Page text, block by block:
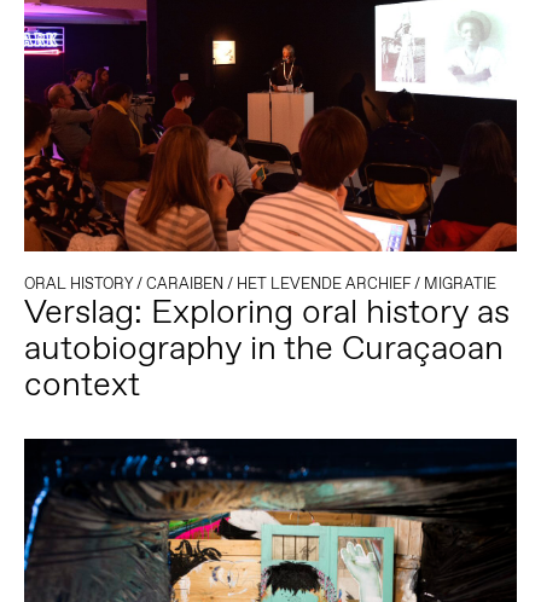
ORAL HISTORY/CARAIBEN/ HET LEVENDE ARCHIEF/ MIGRATIE
Verslag: Exploring oral history as
autobiography in the Curaçaoan
context